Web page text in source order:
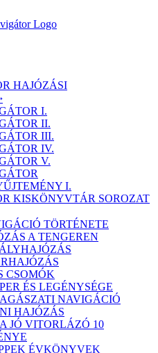
HAJÓZÁSI
I.
II.
III.
IV.
V.
I.
KISKÖNYVTÁR SOROZAT
TÖRTÉNETE
A TENGEREN
CSOMÓK
ÉS LEGÉNYSÉGE
NAVIGÁCIÓ
HAJÓZÁS
JÓ VITORLÁZÓ 10
ÉVKÖNYVEK